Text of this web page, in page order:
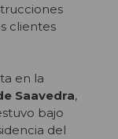
clientes
en la
Saavedra,
bajo
del